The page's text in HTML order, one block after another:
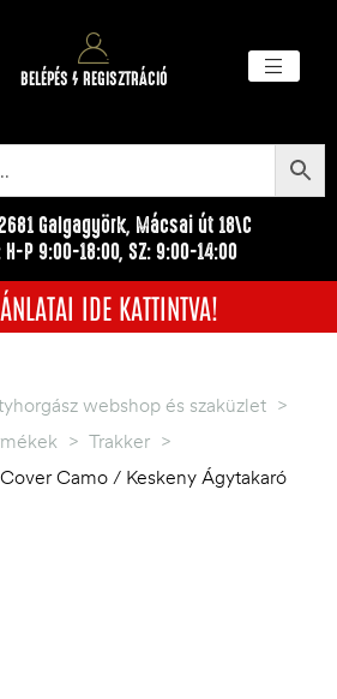
BELÉPÉS / REGISZTRÁCIÓ
Galgagyörk, Mácsai út 18\C
P 9:00-18:00, SZ: 9:00-14:00
IDE KATTINTVA!
webshop és szaküzlet >
> Trakker >
Camo / Keskeny Ágytakaró